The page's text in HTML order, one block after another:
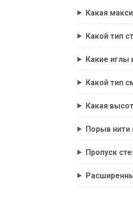
Какая
Какой тип
Какие иглы
Какой тип
Какая
Порыв нити
Пропуск